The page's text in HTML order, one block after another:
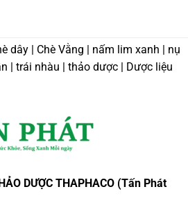
dây | Chè Vằng | nấm lim xanh | nụ
| trái nhàu | thảo dược | Dược liệu
DƯỢC THAPHACO (Tấn Phát